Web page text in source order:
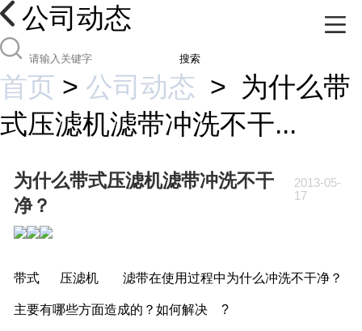
公司动态
搜索
首页 > 公司动态 > 为什么带
式压滤机滤带冲洗不干...
为什么带式压滤机滤带冲洗不干
净？
2013-05-
17
带式 压滤机 滤带在使用过程中为什么冲洗不干净？
主要有哪些方面造成的？如何解决 ?